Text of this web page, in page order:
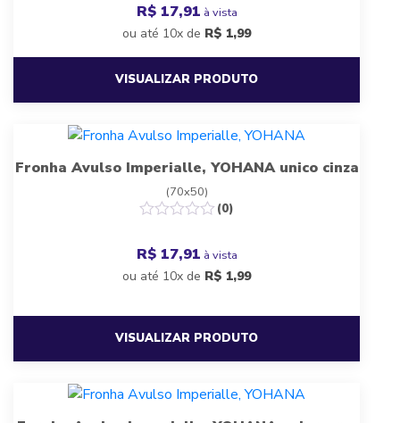
R$ 17,91 à vista
ou até 10x de R$ 1,99
VISUALIZAR PRODUTO
Fronha Avulso Imperialle, YOHANA unico cinza
(70x50)
(0)
R$ 17,91 à vista
ou até 10x de R$ 1,99
VISUALIZAR PRODUTO